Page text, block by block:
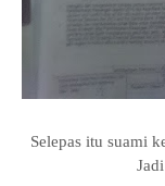
Selepas itu suami